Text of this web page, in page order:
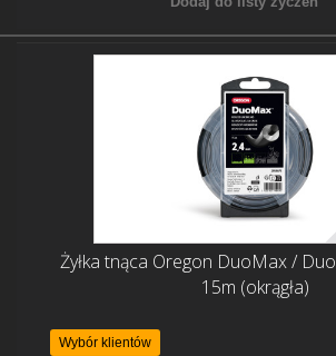
Żyłka tnąca Oregon DuoMax /
15m (okrągła)
Wybór klientów